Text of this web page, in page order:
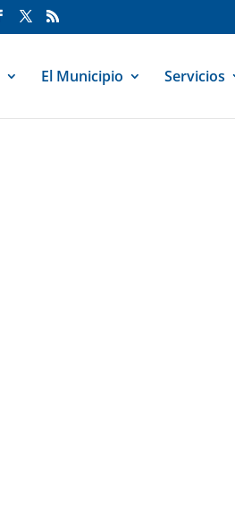
El Municipio Servicios